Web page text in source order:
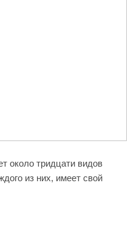
около тридцати видов
из них, имеет свой